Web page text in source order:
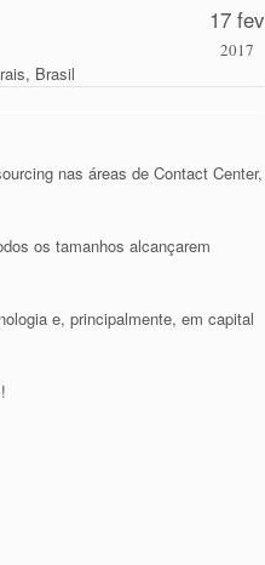
17 fev
2017
Brasil
nas áreas de Contact Center,
os tamanhos alcançarem
e, principalmente, em capital